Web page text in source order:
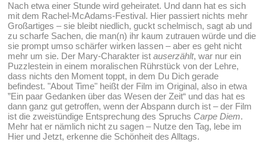
Nach etwa einer Stunde wird geheiratet. Und dann hat es sich
mit dem Rachel-McAdams-Festival. Hier passiert nichts mehr
Großartiges – sie bleibt niedlich, guckt schelmisch, sagt ab und
zu scharfe Sachen, die man(n) ihr kaum zutrauen würde und die
sie prompt umso schärfer wirken lassen – aber es geht nicht
mehr um sie. Der Mary-Charakter istauserzählt, war nur ein
Puzzlestein in einem moralischen Rührstück von der Lehre,
dass nichts den Moment toppt, in dem Du Dich gerade
befindest. "About Time" heißt der Film im Original, also in etwa
”Ein paar Gedanken über das Wesen der Zeit“ und das hat es
dann ganz gut getroffen, wenn der Abspann durch ist – der Film
ist die zweistündige Entsprechung des Spruchs Carpe Diem.
Mehr hat er nämlich nicht zu sagen – Nutze den Tag, lebe im
Hier und Jetzt, erkenne die Schönheit des Alltags.